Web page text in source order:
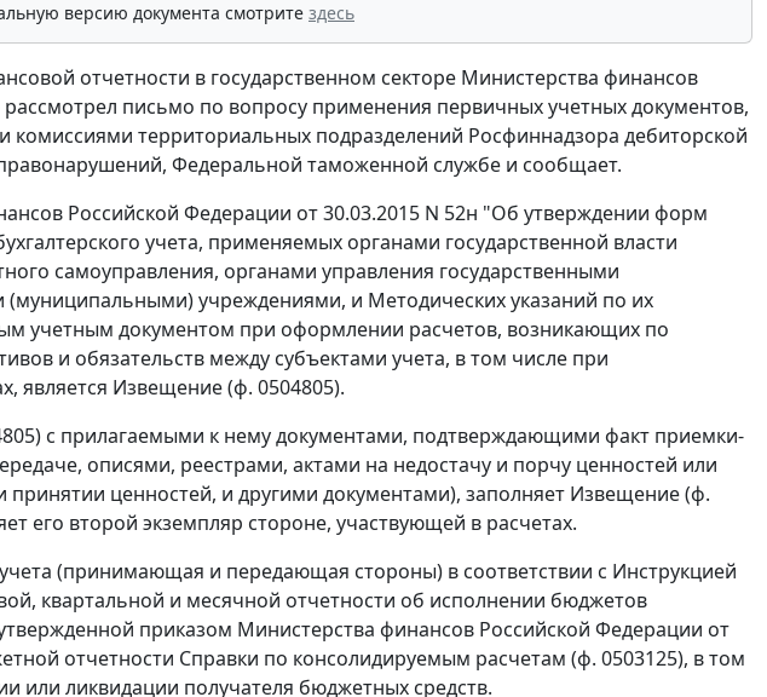
версию документа смотрите здесь
отчетности в государственном секторе Министерства финансов
письмо по вопросу применения первичных учетных документов,
территориальных подразделений Росфиннадзора дебиторской
Федеральной таможенной службе и сообщает.
Российской Федерации от 30.03.2015 N 52н "Об утверждении форм
учета, применяемых органами государственной власти
самоуправления, органами управления государственными
учреждениями, и Методических указаний по их
учетным документом при оформлении расчетов, возникающих по
и обязательств между субъектами учета, в том числе при
является Извещение (ф. 0504805).
с прилагаемыми к нему документами, подтверждающими факт приемки-
описями, реестрами, актами на недостачу и порчу ценностей или
ценностей, и другими документами), заполняет Извещение (ф.
его второй экземпляр стороне, участвующей в расчетах.
(принимающая и передающая стороны) в соответствии с Инструкцией
квартальной и месячной отчетности об исполнении бюджетов
приказом Министерства финансов Российской Федерации от
отчетности Справки по консолидируемым расчетам (ф. 0503125), в том
или ликвидации получателя бюджетных средств.